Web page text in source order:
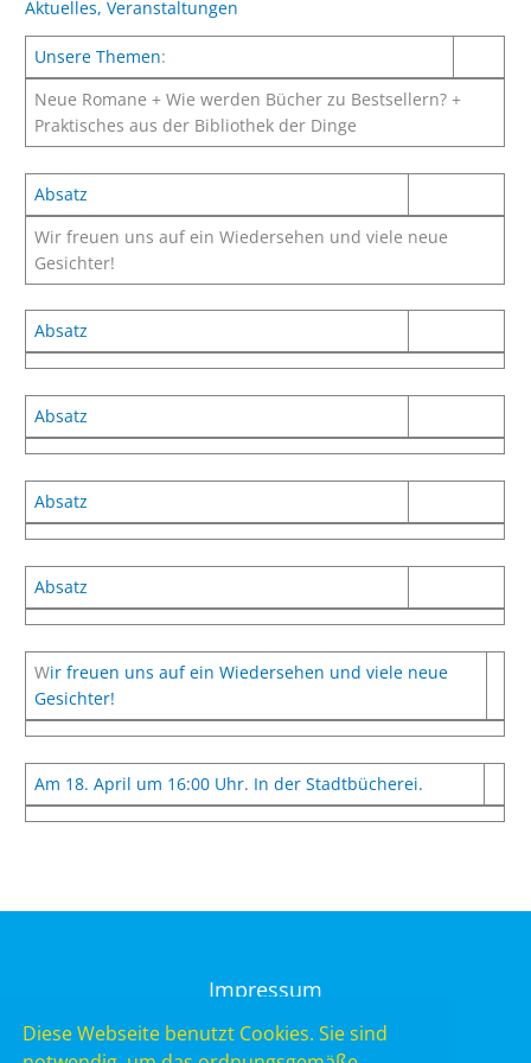
Aktuelles,Veranstaltungen
Unsere Themen:
Neue Romane + Wie werden Bücher zu Bestsellern? +
Praktisches aus der Bibliothek der Dinge
Absatz
Wir freuen uns auf ein Wiedersehen und viele neue
Gesichter!
Absatz
Absatz
Absatz
Absatz
Wir freuen uns auf ein Wiedersehen und viele neue
Gesichter!
Am 18. April um 16:00 Uhr. In der Stadtbücherei.
Impressum
Diese Webseite benutzt Cookies. Sie sind